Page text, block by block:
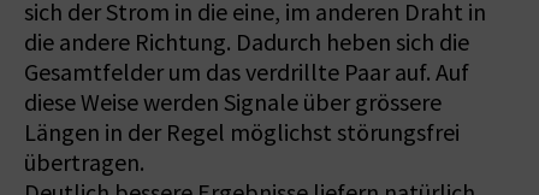
sich der Strom in die eine, im anderen Draht in
die andere Richtung. Dadurch heben sich die
Gesamtfelder um das verdrillte Paar auf. Auf
diese Weise werden Signale über grössere
Längen in der Regel möglichst störungsfrei
übertragen.